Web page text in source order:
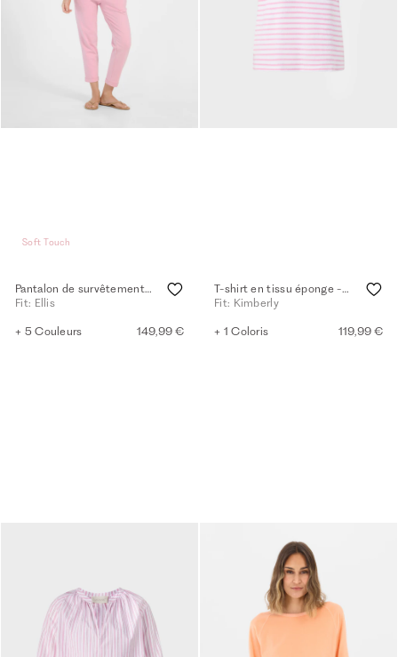
Soft Touch
Pantalon de survêtement coupe décontractée - tea rose
Fit: Ellis
+ 5 Couleurs 149,99 €
T-shirt en tissu éponge - Coupe carrée - tea rose
Fit: Kimberly
+ 1 Coloris 119,99 €